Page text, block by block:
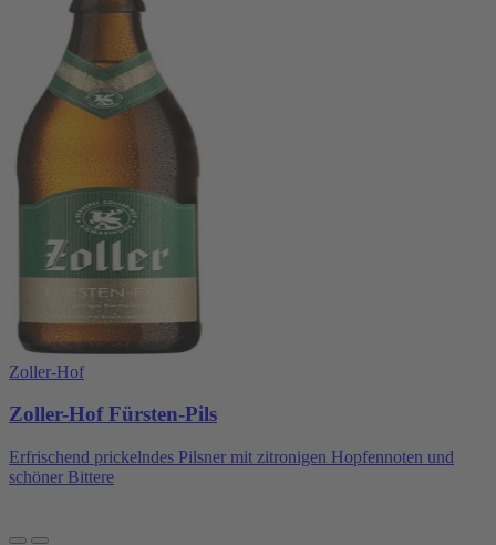
Zoller-Hof
Zoller-Hof Fürsten-Pils
Erfrischend prickelndes Pilsner mit zitronigen Hopfennoten und
schöner Bittere